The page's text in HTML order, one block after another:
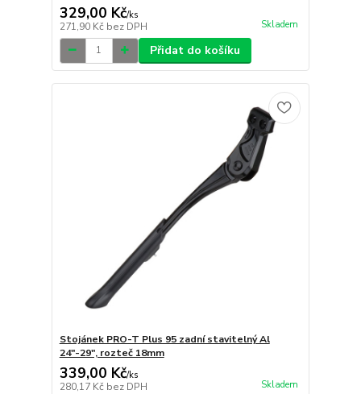
329,00 Kč/ks
271,90 Kč bez DPH Skladem
Přidat do košíku
Stojánek PRO-T Plus 95 zadní stavitelný Al
24"-29", rozteč 18mm
339,00 Kč/ks
280,17 Kč bez DPH Skladem